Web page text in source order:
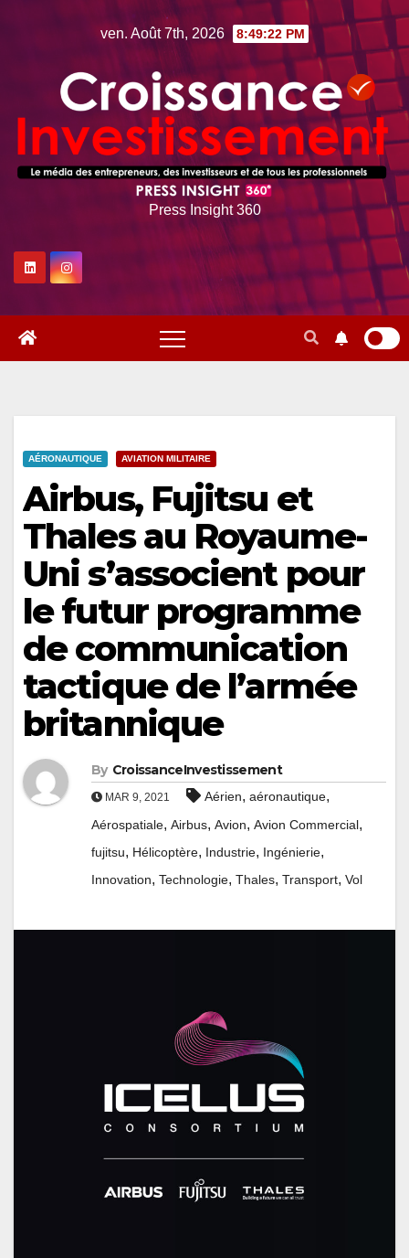
ven. Août 7th, 2026 8:49:23 PM
Press Insight 360
AÉRONAUTIQUE AVIATION MILITAIRE
Airbus, Fujitsu et
Thales au Royaume-
Uni s’associent pour
le futur programme
de communication
tactique de l’armée
britannique
By CroissanceInvestissement
MAR 9, 2021 Aérien, aéronautique,
Aérospatiale, Airbus, Avion, Avion Commercial,
fujitsu, Hélicoptère, Industrie, Ingénierie,
Innovation, Technologie, Thales, Transport, Vol